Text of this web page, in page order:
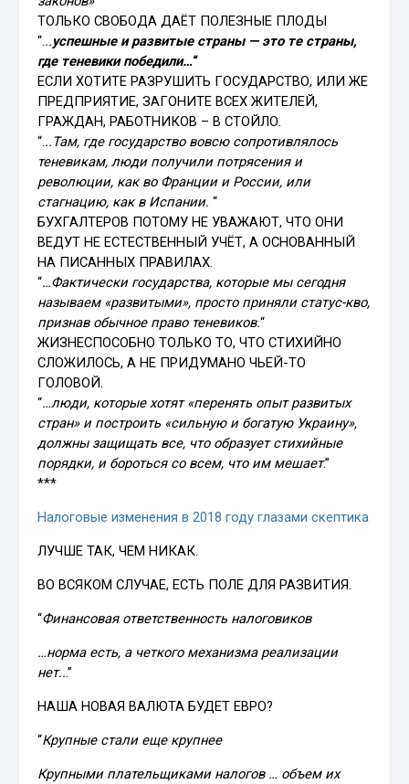
ТОЛЬКО СВОБОДА ДАЁТ ПОЛЕЗНЫЕ ПЛОДЫ
“...успешные и развитые страны — это те страны,
где теневики победили…“
ЕСЛИ ХОТИТЕ РАЗРУШИТЬ ГОСУДАРСТВО, ИЛИ ЖЕ
ПРЕДПРИЯТИЕ, ЗАГОНИТЕ ВСЕХ ЖИТЕЛЕЙ,
ГРАЖДАН, РАБОТНИКОВ – В СТОЙЛО.
“...Там, где государство вовсю сопротивлялось
теневикам, люди получили потрясения и
революции, как во Франции и России, или
стагнацию, как в Испании. “
БУХГАЛТЕРОВ ПОТОМУ НЕ УВАЖАЮТ, ЧТО ОНИ
ВЕДУТ НЕ ЕСТЕСТВЕННЫЙ УЧЁТ, А ОСНОВАННЫЙ
НА ПИСАННЫХ ПРАВИЛАХ.
“…Фактически государства, которые мы сегодня
называем «развитыми», просто приняли статус-кво,
признав обычное право теневиков.“
ЖИЗНЕСПОСОБНО ТОЛЬКО ТО, ЧТО СТИХИЙНО
СЛОЖИЛОСЬ, А НЕ ПРИДУМАНО ЧЬЕЙ-ТО
ГОЛОВОЙ.
“…люди, которые хотят «перенять опыт развитых
стран» и построить «сильную и богатую Украину»,
должны защищать все, что образует стихийные
порядки, и бороться со всем, что им мешает.”
***
Налоговые изменения в 2018 году глазами скептика
ЛУЧШЕ ТАК, ЧЕМ НИКАК.
ВО ВСЯКОМ СЛУЧАЕ, ЕСТЬ ПОЛЕ ДЛЯ РАЗВИТИЯ.
“Финансовая ответственность налоговиков
…норма есть, а четкого механизма реализации
нет...”
НАША НОВАЯ ВАЛЮТА БУДЕТ ЕВРО?
“Крупные стали еще крупнее
Крупными плательщиками налогов … объем их